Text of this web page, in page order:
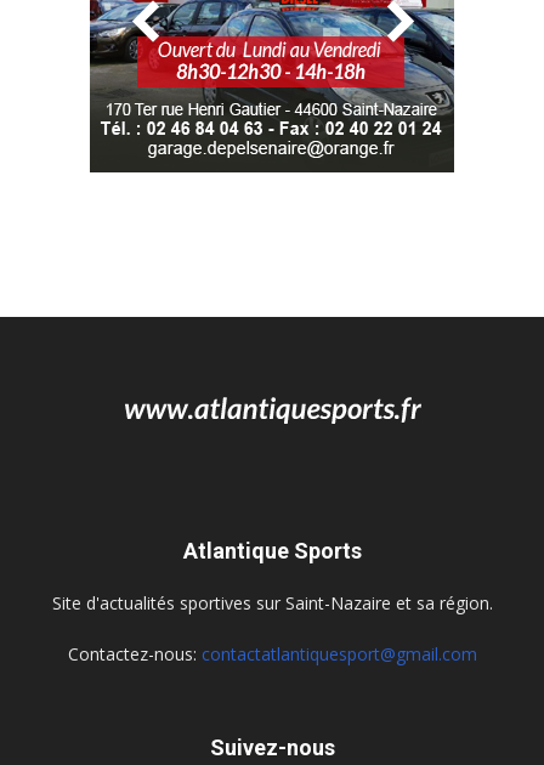
Atlantique Sports
Site d'actualités sportives sur Saint-Nazaire et sa région.
Contactez-nous: contactatlantiquesport@gmail.com
Suivez-nous